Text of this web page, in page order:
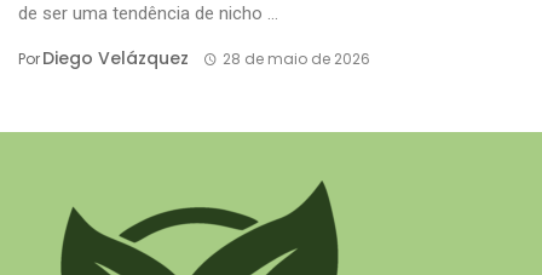
de ser uma tendência de nicho ...
PorDiego Velázquez 28 de maio de 2026